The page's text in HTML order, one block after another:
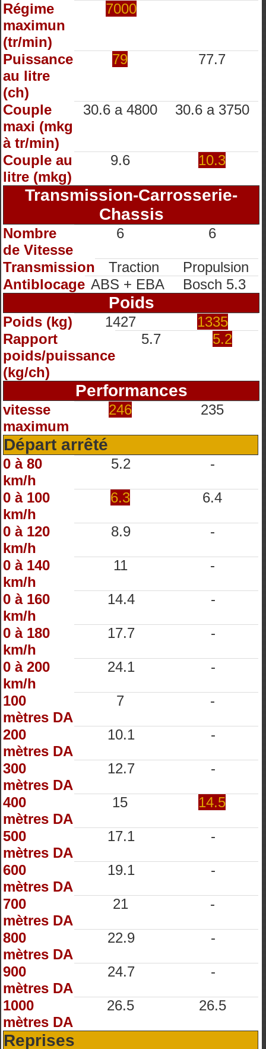
Régime
maximun
(tr/min)
7000
Puissance
au litre
(ch)
79 77.7
Couple
maxi (mkg
à tr/min)
30.6 a 4800 30.6 a 3750
Couple au
litre (mkg)
9.6 10.3
Transmission-Carrosserie-
Chassis
Nombre
de Vitesse
6 6
Transmission Traction
Propulsion
Antiblocage ABS + EBA Bosch 5.3
Poids
Poids (kg) 1427
1335
Rapport
poids/puissance
(kg/ch)
5.7 5.2
Performances
vitesse
maximum
246 235
Départ arrêté
0 à 80
km/h
5.2 -
0 à 100
km/h
6.3 6.4
0 à 120
km/h
8.9 -
0 à 140
km/h
11 -
0 à 160
km/h
14.4 -
0 à 180
km/h
17.7 -
0 à 200
km/h
24.1 -
100
mètres DA
7 -
200
mètres DA
10.1 -
300
mètres DA
12.7 -
400
mètres DA
15 14.5
500
mètres DA
17.1 -
600
mètres DA
19.1 -
700
mètres DA
21 -
800
mètres DA
22.9 -
900
mètres DA
24.7 -
1000
mètres DA
26.5 26.5
Reprises